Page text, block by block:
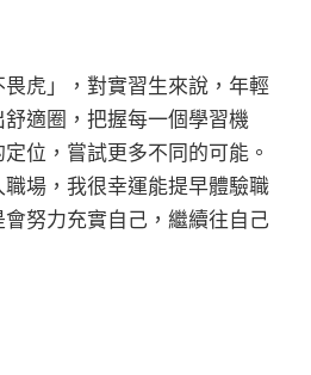
虎」，對實習生來說，年輕
適圈，把握每一個學習機
位，嘗試更多不同的可能。
場，我很幸運能提早體驗職
努力充實自己，繼續往自己